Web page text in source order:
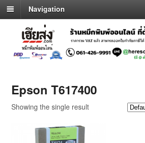
Navigation
Epson T617400
Showing the single result